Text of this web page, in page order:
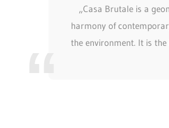
„Casa Brutale is a
harmony of
the environment. It is